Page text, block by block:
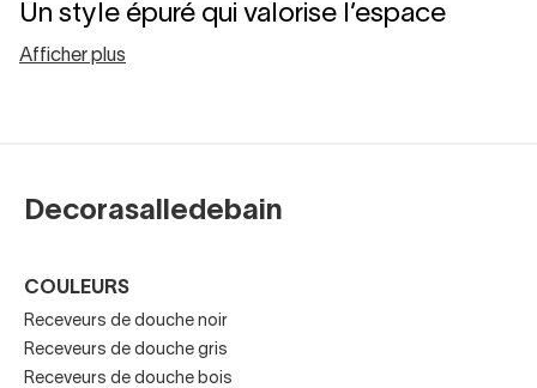
Un style épuré qui valorise l’espace
impression d’espace, même dans une petite pièce. Les
“walk-in” très actuel.
Afficher plus
Decorasalledebain
COULEURS
Receveurs de douche noir
Receveurs de douche gris
Receveurs de douche bois